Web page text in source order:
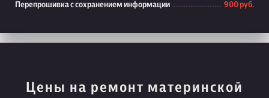
Перепрошивка с сохранением информации 900 руб.
Цены на ремонт материнской